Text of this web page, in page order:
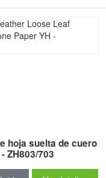
hoja suelta de cuero
ZH803/703